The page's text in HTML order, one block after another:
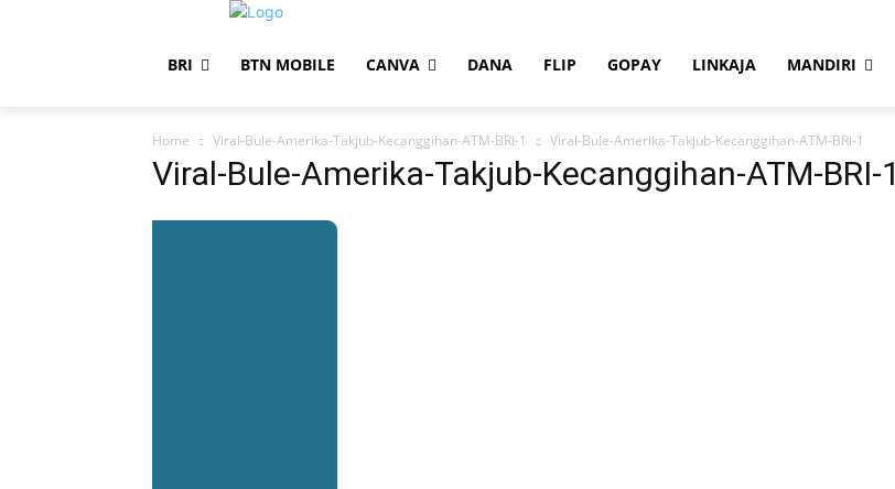
BRI BTN MOBILE CANVA DANA FLIP GOPAY LINKAJA MANDIRI
Home Viral-Bule-Amerika-Takjub-Kecanggihan-ATM-BRI-1 Viral-Bule-Amerika-Takjub-Kecanggihan-ATM-BRI-1
Viral-Bule-Amerika-Takjub-Kecanggihan-ATM-BRI-1